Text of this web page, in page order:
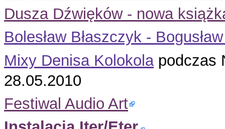
Dusza Dźwięków - nowa
Bolesław Błaszczyk -
Mixy Denisa Kolokola podczas
28.05.2010
Festiwal Audio Art